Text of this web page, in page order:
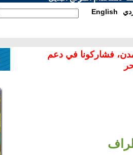
English
فشاركونا في دعم